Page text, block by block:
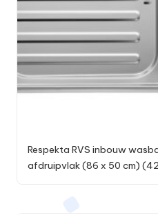
Respekta RVS inbouw
afdruipvlak (86 x 50 cm)